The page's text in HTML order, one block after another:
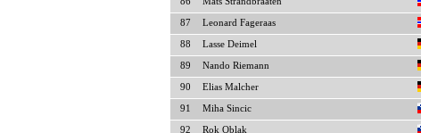
87 Leonard Fageraas
88 Lasse Deimel
89 Nando Riemann
90 Elias Malcher
91 Miha Sincic
92 Rok Oblak